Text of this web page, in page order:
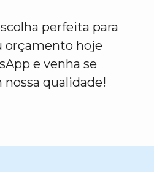
perfeita para
orçamento hoje
e venha se
qualidade!